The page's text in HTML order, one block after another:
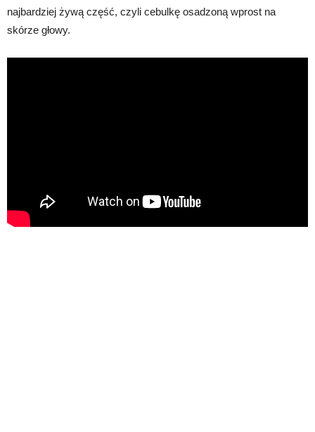
najbardziej żywą część, czyli cebulkę osadzoną wprost na
skórze głowy.